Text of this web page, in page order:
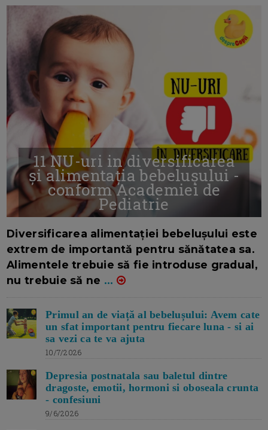
11 NU-uri in diversificarea
și alimentația bebelușului -
conform Academiei de
Pediatrie
Diversificarea alimentației bebelușului este
extrem de importantă pentru sănătatea sa.
Alimentele trebuie să fie introduse gradual,
nu trebuie să ne ...
Primul an de viață al bebelușului: Avem cate
un sfat important pentru fiecare luna - si ai
sa vezi ca te va ajuta
10/7/2026
Depresia postnatala sau baletul dintre
dragoste, emotii, hormoni si oboseala crunta
- confesiuni
9/6/2026